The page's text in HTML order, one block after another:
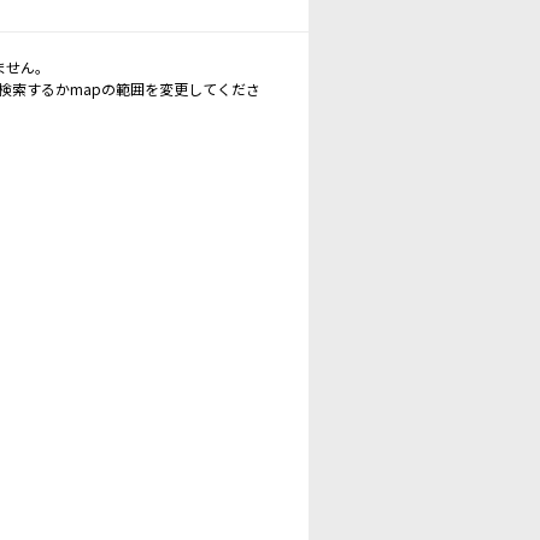
ん。
索するかmapの範囲を変更してくださ